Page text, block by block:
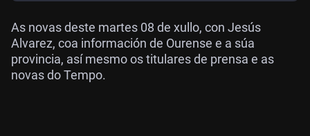
As novas deste martes 08 de xullo, con Jesús
Alvarez, coa información de Ourense e a súa
provincia, así mesmo os titulares de prensa e as
novas do Tempo.